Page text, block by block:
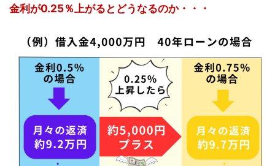
金利が0.25％上がるとどうなるのか・・・